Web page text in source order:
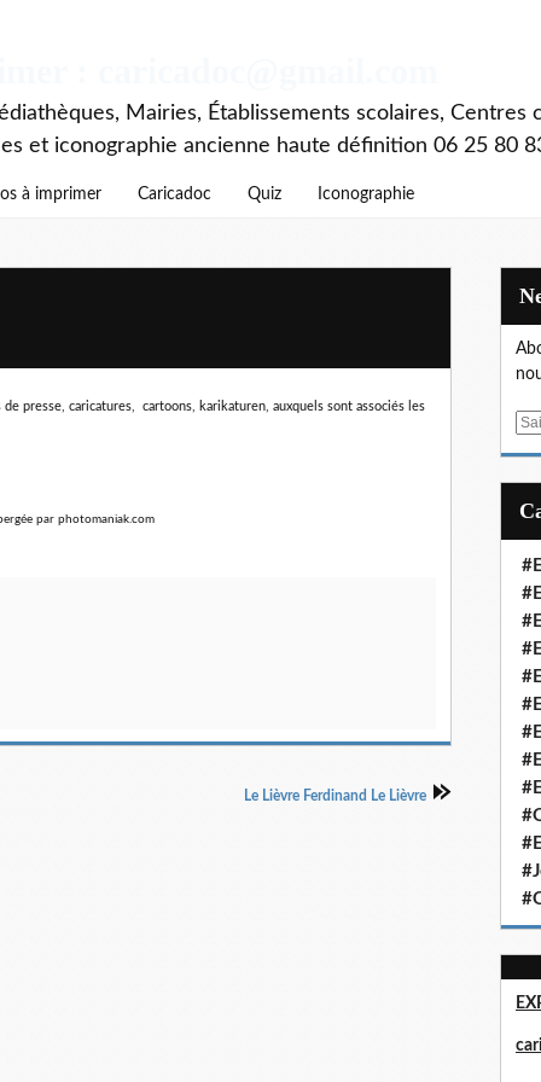
Mairies, Établissements scolaires, Centres
et iconographie ancienne haute définition 06 25 80
à imprimer Caricadoc Quiz Iconographie
presse, caricatures, cartoons, karikaturen, auxquels sont associés les
Le Lièvre Ferdinand Le Lièvre
E